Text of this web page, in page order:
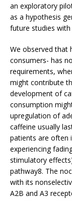
an exploratory
as a hypothesis
future studies with
We observed that
consumers- has
requirements,
might contribute
development of
consumption
upregulation of
caffeine usually
patients are often
experiencing
stimulatory
pathway8. The
with its
A2B and A3